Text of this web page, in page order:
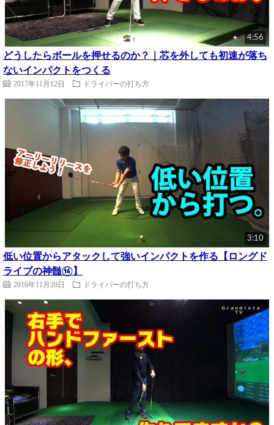
4:56
どうしたらボールを押せるのか？｜芯を外しても初速が落ち
ないインパクトをつくる
2017年11月12日 ドライバーの打ち方
3:10
低い位置からアタックして強いインパクトを作る【ロングド
ライブの神髄⑯】
2016年11月20日 ドライバーの打ち方